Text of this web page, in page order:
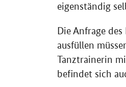
eigenständig
Die Anfrage
ausfüllen
Tanztrainerin
befindet sich